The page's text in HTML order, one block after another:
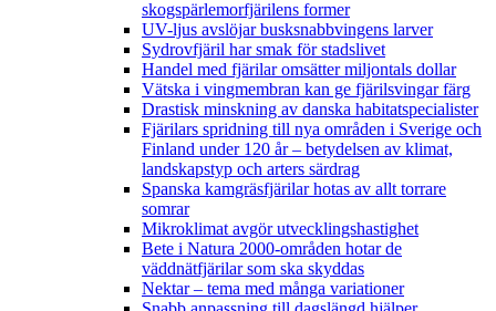
skogspärlemorfjärilens former
UV-ljus avslöjar busksnabbvingens larver
Sydrovfjäril har smak för stadslivet
Handel med fjärilar omsätter miljontals dollar
Vätska i vingmembran kan ge fjärilsvingar färg
Drastisk minskning av danska habitatspecialister
Fjärilars spridning till nya områden i Sverige och
Finland under 120 år– betydelsen av klimat,
landskapstyp och arters särdrag
Spanska kamgräsfjärilar hotas av allt torrare
somrar
Mikroklimat avgör utvecklingshastighet
Bete i Natura 2000-områden hotar de
väddnätfjärilar som ska skyddas
Nektar – tema med många variationer